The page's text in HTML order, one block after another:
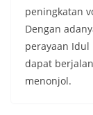
peningkatan
Dengan
perayaan Idul
dapat
menonjol.